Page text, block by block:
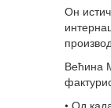
Он
Већина
• Од